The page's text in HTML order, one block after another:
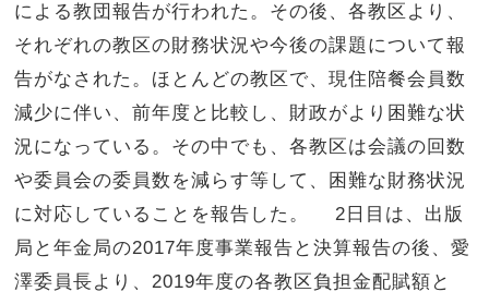
による教団報告が行われた。その後、各教区より、
それぞれの教区の財務状況や今後の課題について報
告がなされた。ほとんどの教区で、現住陪餐会員数
減少に伴い、前年度と比較し、財政がより困難な状
況になっている。その中でも、各教区は会議の回数
や委員会の委員数を減らす等して、困難な財務状況
に対応していることを報告した。 2日目は、出版
局と年金局の2017年度事業報告と決算報告の後、愛
澤委員長より、2019年度の各教区負担金配賦額と